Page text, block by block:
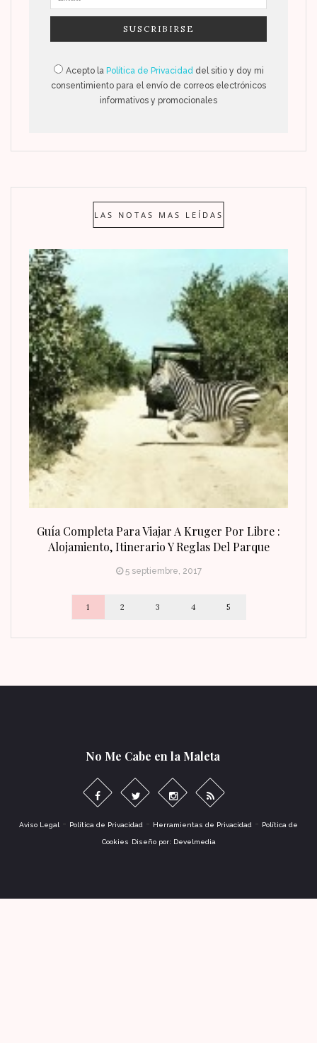
Acepto la Política de Privacidad del sitio y doy mi
consentimiento para el envío de correos electrónicos
informativos y promocionales
LAS NOTAS MAS LEÍDAS
Guía Completa Para Viajar A Kruger Por Libre :
Alojamiento, Itinerario Y Reglas Del Parque
5 septiembre, 2017
1 2 3 4 5
No Me Cabe en la Maleta
Aviso Legal - Política de Privacidad - Herramientas de Privacidad - Política de
Cookies Diseño por: Develmedia